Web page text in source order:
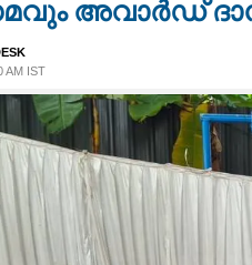
അവാർഡ്
AM IST